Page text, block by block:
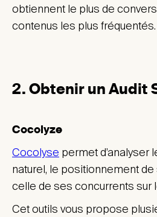
obtiennent le plus de
contenus les plus fréquentés.
2. Obtenir un Audit
Cocolyze
Cocolyse permet d’analyser
naturel, le positionnement
celle de ses concurrents sur
Cet outils vous propose